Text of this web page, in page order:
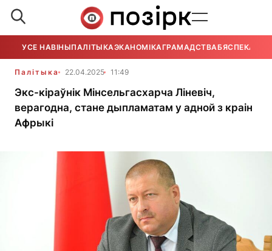
УСЕ НАВІНЫПАЛІТЫКАЭКАНОМІКАГРАМАДСТВАБЯСПЕКА
Палітыка 22.04.2025 11:49
Экс-кіраўнік Мінсельгасхарча Ліневіч,
верагодна, стане дыпламатам у адной з краін
Афрыкі